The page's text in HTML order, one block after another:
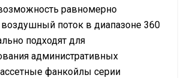
равномерно
воздушный поток в диапазоне 360
подходят для
административных
фанкойлы серии